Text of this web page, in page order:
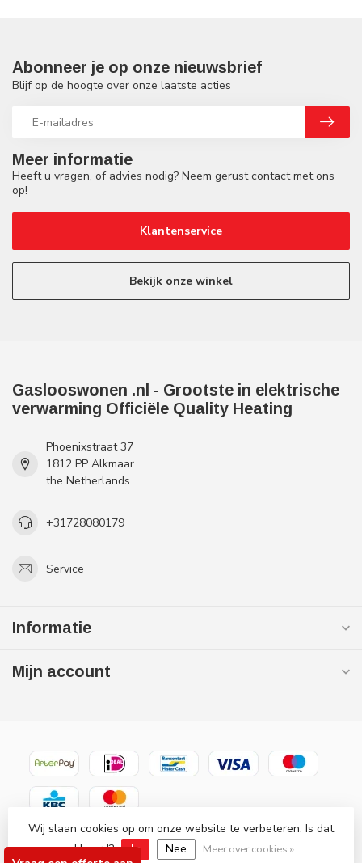
Meer informatie
Heeft u vragen, of advies nodig? Neem gerust contact met ons
op!
Klantenservice
Bekijk onze winkel
Abonneer je op onze nieuwsbrief
Blijf op de hoogte over onze laatste acties
Gaslooswonen .nl - Grootste in elektrische
verwarming Officiële Quality Heating
Phoenixstraat 37
1812 PP Alkmaar
the Netherlands
+31728080179
Service
Informatie
Mijn account
© Copyright 2026 Gaslooswonen .nl - Grootste in elektrische
verwarming Officiële Quality Heating
Wij slaan cookies op om onze website te verbeteren. Is dat
akkoord?
Ja Nee Meer over cookies »